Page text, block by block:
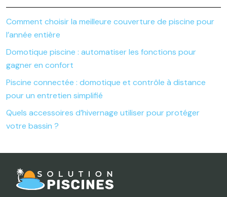
Comment choisir la meilleure couverture de piscine pour
l’année entière
Domotique piscine : automatiser les fonctions pour
gagner en confort
Piscine connectée : domotique et contrôle à distance
pour un entretien simplifié
Quels accessoires d’hivernage utiliser pour protéger
votre bassin ?